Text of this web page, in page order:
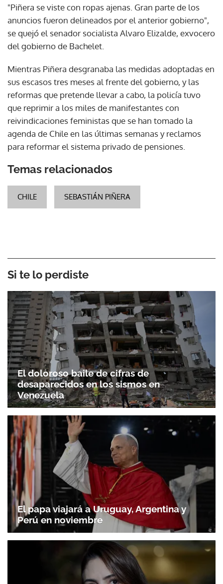
"Piñera se viste con ropas ajenas. Gran parte de los
anuncios fueron delineados por el anterior gobierno",
se quejó el senador socialista Alvaro Elizalde, exvocero
del gobierno de Bachelet.
Mientras Piñera desgranaba las medidas adoptadas en
sus escasos tres meses al frente del gobierno, y las
reformas que pretende llevar a cabo, la policía tuvo
que reprimir a los miles de manifestantes con
reivindicaciones feministas que se han tomado la
agenda de Chile en las últimas semanas y reclamos
para reformar el sistema privado de pensiones.
Temas relacionados
CHILE SEBASTIÁN PIÑERA
Si te lo perdiste
El doloroso baile de cifras de
desaparecidos en los sismos en
Venezuela
El papa viajará a Uruguay, Argentina y
Perú en noviembre